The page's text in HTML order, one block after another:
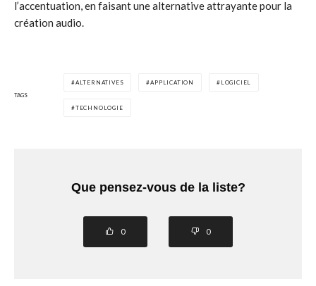
l’accentuation, en faisant une alternative attrayante pour la
création audio.
TAGS
ALTERNATIVES APPLICATION LOGICIEL
TECHNOLOGIE
Que pensez-vous de la liste?
0 0